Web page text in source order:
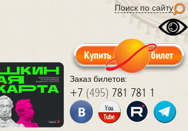
Поиск по сайту
Заказ билетов:
+7 (495) 781 781 1